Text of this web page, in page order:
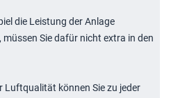
die Leistung der Anlage
Sie dafür nicht extra in den
Luftqualität können Sie zu jeder